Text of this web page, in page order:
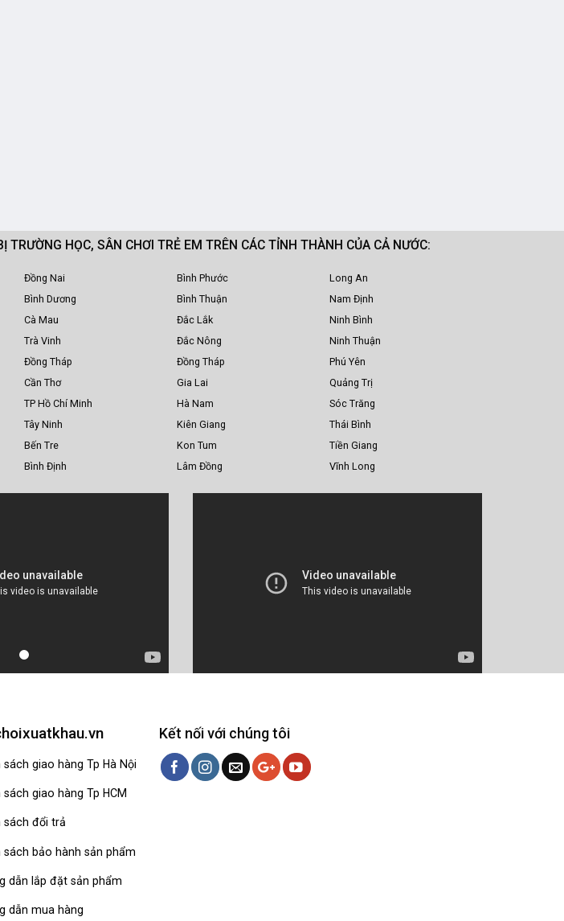
HỌC, SÂN CHƠI TRẺ EM TRÊN CÁC TỈNH THÀNH CỦA CẢ NƯỚC:
Đồng Nai
Bình Dương
Cà Mau
Trà Vinh
Đồng Tháp
Cần Thơ
TP Hồ Chí Minh
Tây Ninh
Bến Tre
Bình Định
Bình Phước
Bình Thuận
Đắc Lắk
Đắc Nông
Đồng Tháp
Gia Lai
Hà Nam
Kiên Giang
Kon Tum
Lâm Đồng
Long An
Nam Định
Ninh Bình
Ninh Thuận
Phú Yên
Quảng Trị
Sóc Trăng
Thái Bình
Tiền Giang
Vĩnh Long
sách giao hàng Tp Hà Nội
sách giao hàng Tp HCM
sách đổi trả
sách bảo hành sản phẩm
dẫn lắp đặt sản phẩm
dẫn mua hàng
Kết nối với chúng tôi